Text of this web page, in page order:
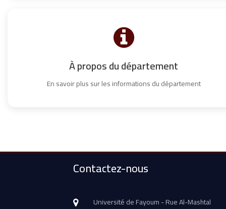
À propos du département
En savoir plus sur les informations du département
Contactez-nous
Université de Fayoum - Rue Al-Mashtal